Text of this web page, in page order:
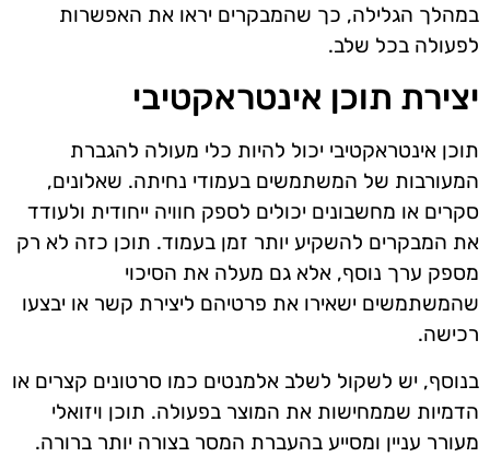
במהלך הגלילה, כך שהמבקרים יראו את האפשרות
לפעולה בכל שלב.
יצירת תוכן אינטראקטיבי
תוכן אינטראקטיבי יכול להיות כלי מעולה להגברת
המעורבות של המשתמשים בעמודי נחיתה. שאלונים,
סקרים או מחשבונים יכולים לספק חוויה ייחודית ולעודד
את המבקרים להשקיע יותר זמן בעמוד. תוכן כזה לא רק
מספק ערך נוסף, אלא גם מעלה את הסיכוי
שהמשתמשים ישאירו את פרטיהם ליצירת קשר או יבצעו
רכישה.
בנוסף, יש לשקול לשלב אלמנטים כמו סרטונים קצרים או
הדמיות שממחישות את המוצר בפעולה. תוכן ויזואלי
מעורר עניין ומסייע בהעברת המסר בצורה יותר ברורה.